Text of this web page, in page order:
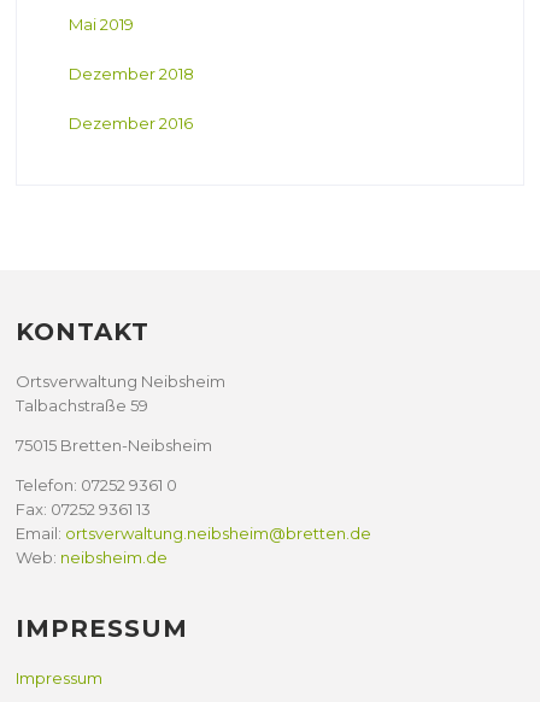
Mai 2019
Dezember 2018
Dezember 2016
KONTAKT
Ortsverwaltung Neibsheim
Talbachstraße 59
75015 Bretten-Neibsheim
Telefon: 07252 9361 0
Fax: 07252 9361 13
Email: ortsverwaltung.neibsheim@bretten.de
Web: neibsheim.de
IMPRESSUM
Impressum